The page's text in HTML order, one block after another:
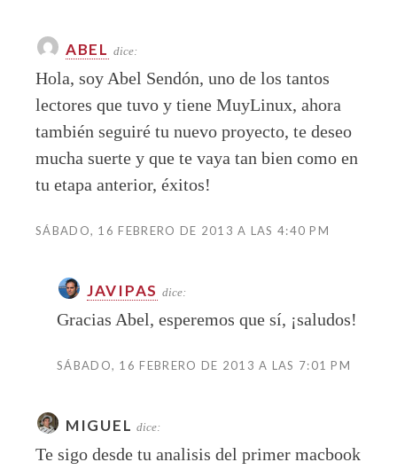
ABEL dice:
Hola, soy Abel Sendón, uno de los tantos
lectores que tuvo y tiene MuyLinux, ahora
también seguiré tu nuevo proyecto, te deseo
mucha suerte y que te vaya tan bien como en
tu etapa anterior, éxitos!
SÁBADO, 16 FEBRERO DE 2013 A LAS 4:40 PM
JAVIPAS dice:
Gracias Abel, esperemos que sí, ¡saludos!
SÁBADO, 16 FEBRERO DE 2013 A LAS 7:01 PM
MIGUEL dice:
Te sigo desde tu analisis del primer macbook